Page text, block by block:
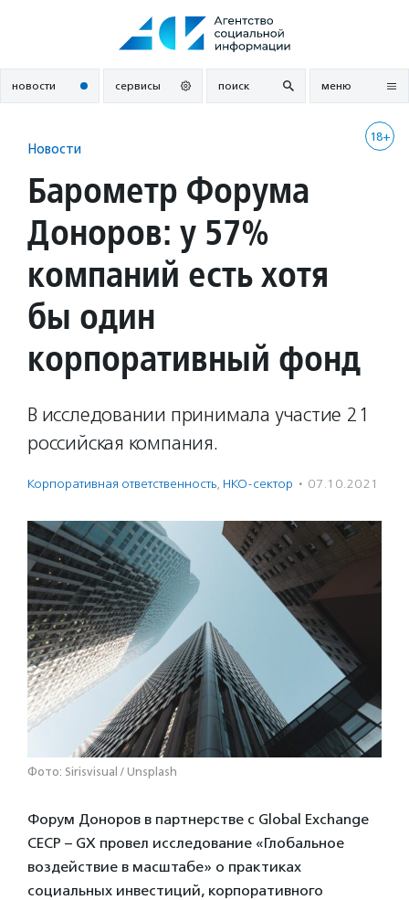
новости сервисы поиск меню
18+
Новости
Барометр Форума
Доноров: у 57%
компаний есть хотя
бы один
корпоративный фонд
В исследовании принимала участие 21
российская компания.
Корпоративная ответственность, НКО-сектор · 07.10.2021
Фото: Sirisvisual / Unsplash
Форум Доноров в партнерстве с Global Exchange
CECP – GX провел исследование «Глобальное
воздействие в масштабе» о практиках
социальных инвестиций, корпоративного